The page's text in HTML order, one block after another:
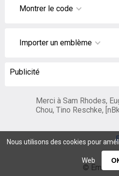
Nous utilisons des cookies pour
Web
Montrer le code
Importer un emblème
Publicité
Merci à Sam Rhodes,
Chou, Tino Reschke,
©